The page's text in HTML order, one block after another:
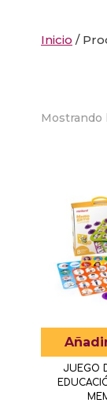
Inicio /
Mostrando
JUEGO